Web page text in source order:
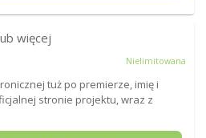
więcej
Nielimitowana
tuż po premierze, imię i
stronie projektu, wraz z